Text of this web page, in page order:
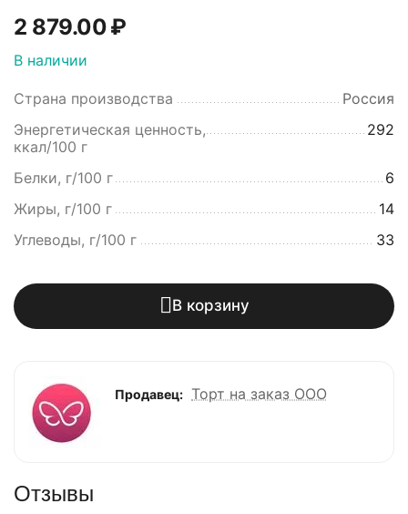
2 879.00₽
В наличии
Страна производства
Россия
Энергетическая ценность,
ккал/100 г
292
Белки, г/100 г
6
Жиры, г/100 г
14
Углеводы, г/100 г
33
В корзину
Продавец: Торт на заказ ООО
Отзывы